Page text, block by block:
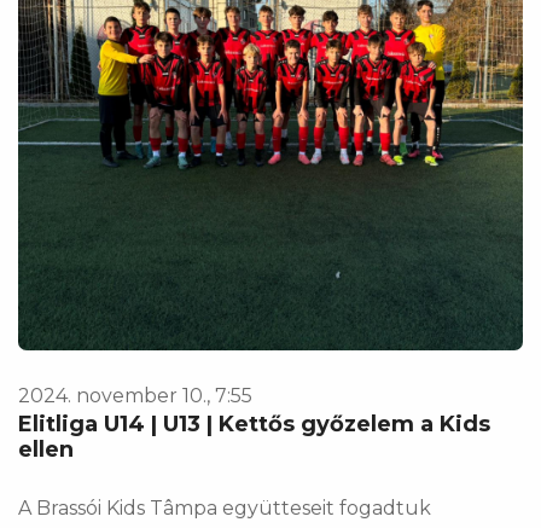
2024. november 10., 7:55
Elitliga U14 | U13 | Kettős győzelem a Kids
ellen
A Brassói Kids Tâmpa együtteseit fogadtuk